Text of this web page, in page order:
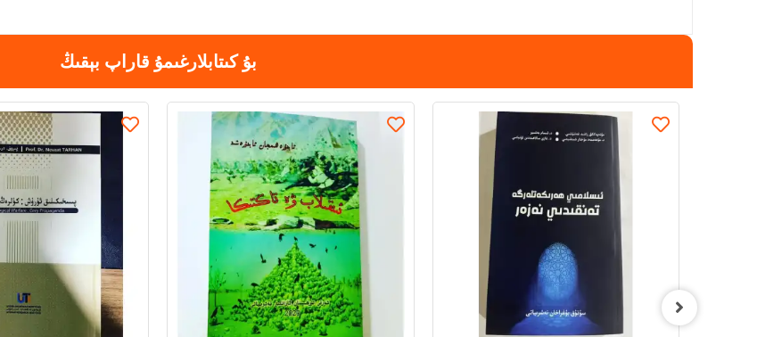
بۇ كىتابلارغىمۇ قاراپ بېقىڭ